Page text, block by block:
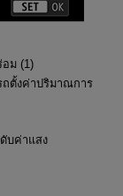
อม (1)
ตั้งค่าปริมาณการ
บค่าแสง